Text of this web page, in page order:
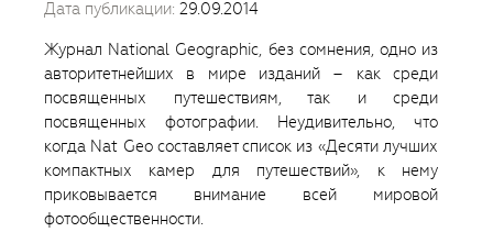
Дата публикации: 29.09.2014
Журнал National Geographic, без сомнения, одно из
авторитетнейших в мире изданий – как среди
посвященных путешествиям, так и среди
посвященных фотографии. Неудивительно, что
когда Nat Geo составляет список из «Десяти лучших
компактных камер для путешествий», к нему
приковывается внимание всей мировой
фотообщественности.